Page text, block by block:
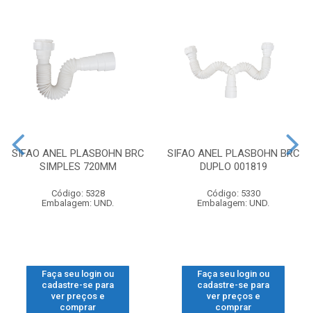
SIFAO ANEL PLASBOHN BRC
SIMPLES 720MM
Código: 5328
Embalagem: UND.
Faça seu login ou
cadastre-se para
ver preços e
comprar
SIFAO ANEL PLASBOHN BRC
DUPLO 001819
Código: 5330
Embalagem: UND.
Faça seu login ou
cadastre-se para
ver preços e
comprar